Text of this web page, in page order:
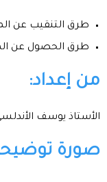
طرق التنقيب عن
طرق الحصول عن
من إعداد:
الأستاذ يوسف
صورة